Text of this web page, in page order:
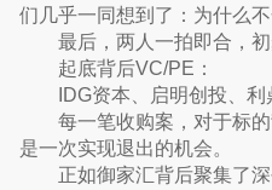
们几乎一同想到了：为什么不
最后，两人一拍即合，
起底背后VC/PE：
IDG资本、启明创投、
每一笔收购案，对于标
是一次实现退出的机会。
正如御家汇背后聚集了